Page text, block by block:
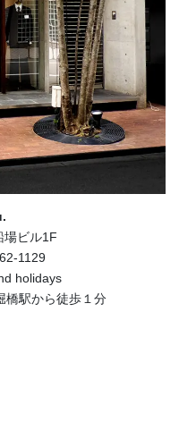
場ビル1F
1129
holidays
駅から徒歩１分